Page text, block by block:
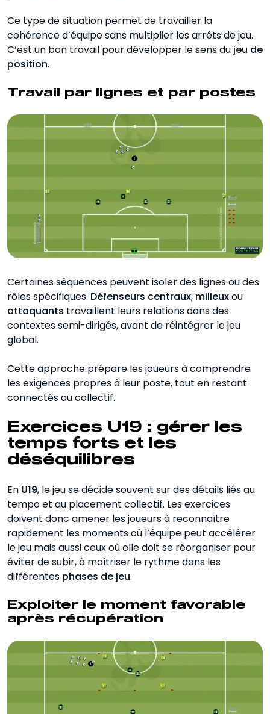
Ce type de situation permet de travailler la
cohérence d’équipe sans multiplier les arrêts de jeu.
C’est un bon travail pour développer le sens du jeu de
position.
Travail par lignes et par postes
Certaines séquences peuvent isoler des lignes ou des
rôles spécifiques. Défenseurs centraux, milieuxou
attaquants travaillent leurs relations dans des
contextes semi-dirigés, avant de réintégrer le jeu
global.
Cette approche prépare les joueurs à comprendre
les exigences propres à leur poste, tout en restant
connectés au collectif.
Exercices U19 : gérer les
temps forts et les
déséquilibres
En U19, le jeu se décide souvent sur des détails liés au
tempo et au placement collectif. Les exercices
doivent donc amener les joueurs à reconnaître
rapidement les moments où l’équipe peut accélérer
le jeu mais aussi ceux où elle doit se réorganiser pour
éviter de subir, à maîtriser le rythme dans les
différentes phases de jeu.
Exploiter le moment favorable
après récupération